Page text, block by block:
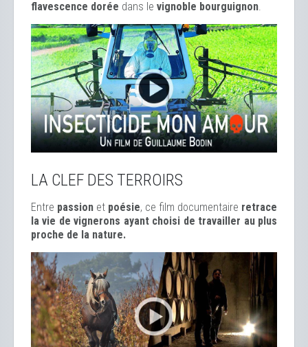
flavescence dorée dans le vignoble bourguignon.
LA CLEF DES TERROIRS
Entre passion et poésie, ce film documentaire retrace
la vie de vignerons ayant choisi de travailler au plus
proche de la nature.